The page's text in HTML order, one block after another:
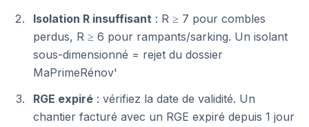
Isolation R insuffisant : R ≥ 7 pour combles
perdus, R ≥ 6 pour rampants/sarking. Un isolant
sous-dimensionné = rejet du dossier
MaPrimeRénov'
RGE expiré : vérifiez la date de validité. Un
chantier facturé avec un RGE expiré depuis 1 jour